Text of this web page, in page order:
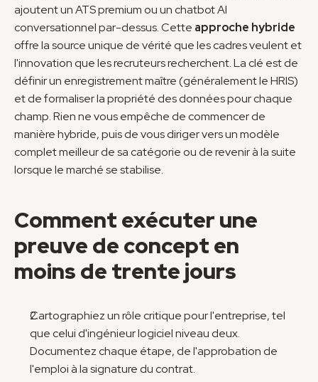
ajoutent un ATS premium ou un chatbot AI
conversationnel par-dessus. Cette approche hybride
offre la source unique de vérité que les cadres veulent et
l'innovation que les recruteurs recherchent. La clé est de
définir un enregistrement maître (généralement le HRIS)
et de formaliser la propriété des données pour chaque
champ. Rien ne vous empêche de commencer de
manière hybride, puis de vous diriger vers un modèle
complet meilleur de sa catégorie ou de revenir à la suite
lorsque le marché se stabilise.
Comment exécuter une
preuve de concept en
moins de trente jours
Cartographiez un rôle critique pour l'entreprise, tel
que celui d'ingénieur logiciel niveau deux.
Documentez chaque étape, de l'approbation de
l'emploi à la signature du contrat.